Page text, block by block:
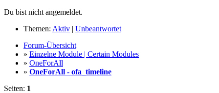
Du bist nicht angemeldet.
Themen: Aktiv | Unbeantwortet
Forum-Übersicht
» Einzelne Module | Certain Modules
» OneForAll
» OneForAll - ofa_timeline
Seiten: 1